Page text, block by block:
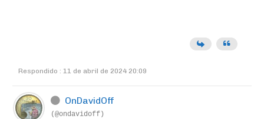
Respondido : 11 de abril de 2024 20:09
OnDavidOff
(@ondavidoff)